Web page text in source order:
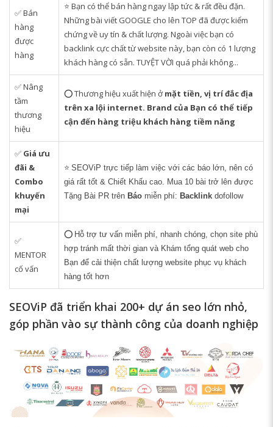
✅ Bán
hàng
được
hàng
⭐ Bạn có thể bán hàng ngay lập tức & rất đều đặn.
Những bài viết GOOGLE cho lên TOP đã được kiểm
chứng về uy tín & chất lượng. Ngoài việc bạn có
backlink cực chất từ website này, bạn còn có 1 lượng
khách hàng có sẵn. TUYỆT VỜI quá phải không...
✅ Nâng
tầm
thương
hiệu
⭕ Thương hiệu xuất hiện ởmặt tiền, vị trí đắc địa
trên xa lội internet. Brand của Bạn có thể tiếp
cận đến hàng triệu khách hàng tiềm năng
✅ Giá ưu
đãi &
Combo
khuyến
mại
⭐ SEOViP trực tiếp làm việc với các báo lớn, nên có
giá rất tốt & Chiết Khấu cao. Mua 10 bài trở lên được
Tặng Bài PR trên Báo miễn phí: Backlink dofollow
✅
MENTOR
cố vấn
⭕ Hỗ trợ tư vấn miễn phí, nhanh chóng, chọn site phù
hợp tránh mất thời gian và Khám tổng quát web cho
Bạn để cải thiện chất lượng website phục vụ khách
hàng tốt hơn
SEOViP đã triển khai 200+ dự án seo lớn nhỏ,
góp phần vào sự thành công của doanh nghiệp